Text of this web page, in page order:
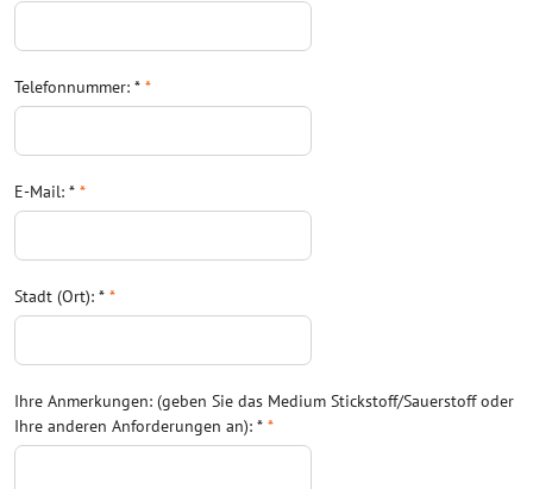
Telefonnummer: * *
E-Mail: * *
Stadt (Ort): * *
Ihre Anmerkungen: (geben Sie das Medium Stickstoff/Sauerstoff oder
Ihre anderen Anforderungen an): * *